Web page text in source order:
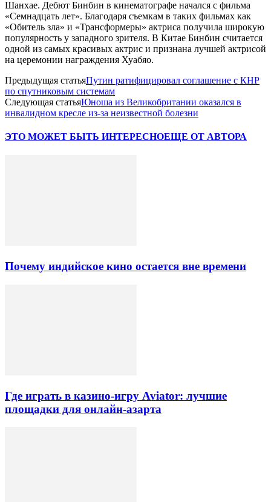
Шанхае. Дебют Бинбин в кинематографе начался с фильма
«Семнадцать лет». Благодаря съемкам в таких фильмах как
«Обитель зла» и «Трансформеры» актриса получила широкую
популярность у западного зрителя. В Китае Бинбин считается
одной из самых красивых актрис и признана лучшей актрисой
на церемонии награждения Хуабяо.
Предыдущая статьяПутин ратифицировал соглашение с КНР
по спутниковым системам
Следующая статьяЮноша из Великобритании оказался в
инвалидном кресле из-за неизвестной болезни
ЭТО МОЖЕТ БЫТЬ ИНТЕРЕСНОЕЩЕ ОТ АВТОРА
Почему индийское кино остается вне времени
Где играть в казино-игру Aviator: лучшие
площадки для онлайн-азарта